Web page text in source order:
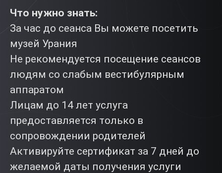
Что нужно знать:
За час до сеанса Вы можете посетить
музей Урания
Не рекомендуется посещение сеансов
людям со слабым вестибулярным
аппаратом
Лицам до 14 лет услуга
предоставляется только в
сопровождении родителей
Активируйте сертификат за 7 дней до
желаемой даты получения услуги